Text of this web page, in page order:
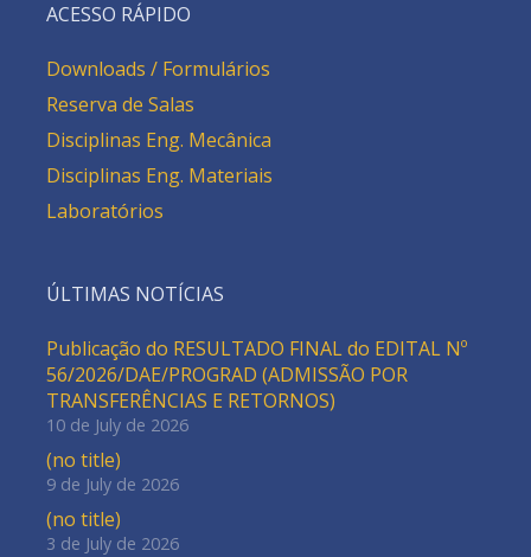
ACESSO RÁPIDO
Downloads / Formulários
Reserva de Salas
Disciplinas Eng. Mecânica
Disciplinas Eng. Materiais
Laboratórios
ÚLTIMAS NOTÍCIAS
Publicação do RESULTADO FINAL do EDITAL Nº
56/2026/DAE/PROGRAD (ADMISSÃO POR
TRANSFERÊNCIAS E RETORNOS)
10 de July de 2026
(no title)
9 de July de 2026
(no title)
3 de July de 2026